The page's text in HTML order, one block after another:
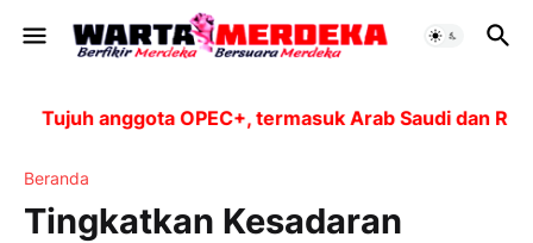
Tujuh anggota OPEC+, termasuk Arab Saudi dan
Beranda
Tingkatkan Kesadaran